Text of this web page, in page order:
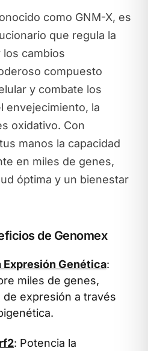
como GNM-X, es
que regula la
cambios
compuesto
y combate los
envejecimiento, la
oxidativo. Con
manos la capacidad
en miles de genes,
óptima y un bienestar
de Genomex
Expresión Genética:
miles de genes,
expresión a través
: Potencia la